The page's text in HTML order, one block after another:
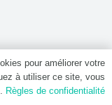
pour améliorer votre
à utiliser ce site, vous
Règles de confidentialité